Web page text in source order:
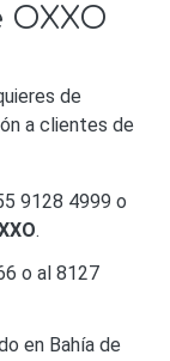
de
a clientes de
9128 4999 o
.
o al 8127
en Bahía de